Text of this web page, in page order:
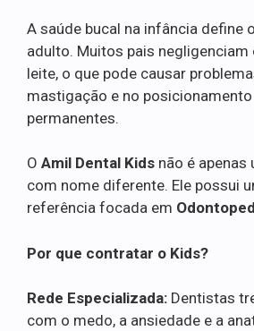
A saúde bucal na infância define
adulto. Muitos pais negligenciam
leite, o que pode causar
mastigação e no
permanentes.
O Amil Dental Kids não é apenas
com nome diferente. Ele possui
referência focada em
Por que contratar o Kids?
Rede Especializada: Dentistas
com o medo, a ansiedade e a